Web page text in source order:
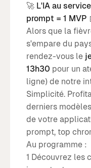
🚀 L'IA au
prompt = 1 MVP
Alors que la
s'empare du
rendez-vous le
13h30 pour un
ligne) de notre
Simplicité.
derniers
de votre
prompt, top
Au programme :
1️ Découvrez les